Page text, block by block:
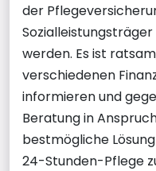
der
werden. Es ist
verschiedenen
informieren und
Beratung in
bestmögliche
24-Stunden-Pflege